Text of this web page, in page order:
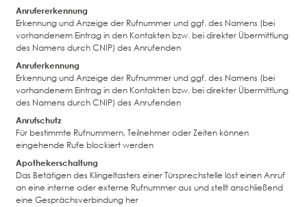
Anrufererkennung
Erkennung und Anzeige der Rufnummer und ggf. des Namens (bei
vorhandenem Eintrag in den Kontakten bzw. bei direkter Übermittlung
des Namens durch CNIP) des Anrufenden
Anruferkennung
Erkennung und Anzeige der Rufnummer und ggf. des Namens (bei
vorhandenem Eintrag in den Kontakten bzw. bei direkter Übermittlung
des Namens durch CNIP) des Anrufenden
Anrufschutz
Für bestimmte Rufnummern, Teilnehmer oder Zeiten können
eingehende Rufe blockiert werden
Apothekerschaltung
Das Betätigen des Klingeltasters einer Türsprechstelle löst einen Anruf
an eine interne oder externe Rufnummer aus und stellt anschließend
eine Gesprächsverbindung her